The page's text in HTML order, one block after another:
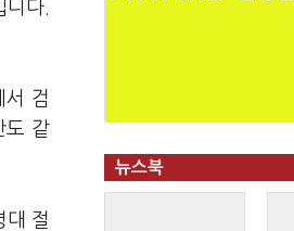
다.
서 검
도 같
대 절
뉴스북